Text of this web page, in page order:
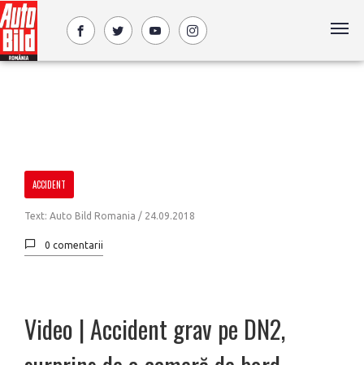
ACCIDENT
Text: Auto Bild Romania / 24.09.2018
0 comentarii
Video | Accident grav pe DN2,